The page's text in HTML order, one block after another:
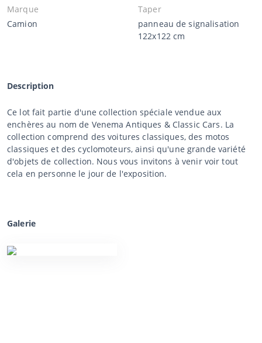
Marque
Camion
Taper
panneau de signalisation
122x122 cm
Description
Ce lot fait partie d'une collection spéciale vendue aux
enchères au nom de Venema Antiques & Classic Cars. La
collection comprend des voitures classiques, des motos
classiques et des cyclomoteurs, ainsi qu'une grande variété
d'objets de collection. Nous vous invitons à venir voir tout
cela en personne le jour de l'exposition.
Galerie